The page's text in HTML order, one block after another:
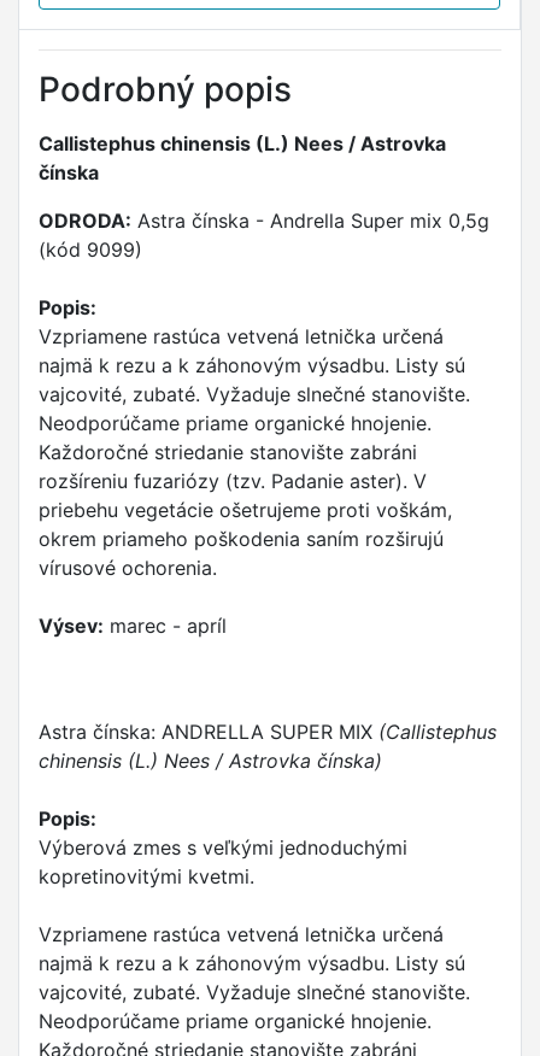
Podrobný popis
Callistephus chinensis (L.) Nees / Astrovka
čínska
ODRODA: Astra čínska - Andrella Super mix 0,5g
(kód 9099)
Popis:
Vzpriamene rastúca vetvená letnička určená
najmä k rezu a k záhonovým výsadbu. Listy sú
vajcovité, zubaté. Vyžaduje slnečné stanovište.
Neodporúčame priame organické hnojenie.
Každoročné striedanie stanovište zabráni
rozšíreniu fuzariózy (tzv. Padanie aster). V
priebehu vegetácie ošetrujeme proti voškám,
okrem priameho poškodenia saním rozširujú
vírusové ochorenia.
Výsev: marec - apríl
Astra čínska: ANDRELLA SUPER MIX (Callistephus
chinensis (L.) Nees / Astrovka čínska)
Popis:
Výberová zmes s veľkými jednoduchými
kopretinovitými kvetmi.
Vzpriamene rastúca vetvená letnička určená
najmä k rezu a k záhonovým výsadbu. Listy sú
vajcovité, zubaté. Vyžaduje slnečné stanovište.
Neodporúčame priame organické hnojenie.
Každoročné striedanie stanovište zabráni